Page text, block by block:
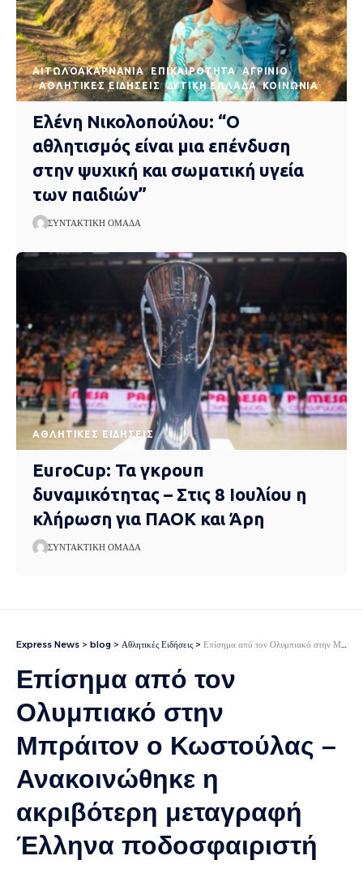
AΙΤΩΛΟΑΚΑΡΝΑΝΊΑ EΠΙΚΑΙΡΌΤΗΤΑ
ΑΓΡΊΝΙΟ
ΑΘΛΗΤΙΚΈΣ ΕΙΔΉΣΕΙΣ
ΔΥΤΙΚΉ ΕΛΛΆΔΑ ΚΟΙΝΩΝΊΑ
Ελένη Νικολοπούλου: “Ο
αθλητισμός είναι μια επένδυση
στην ψυχική και σωματική υγεία
των παιδιών”
ΣΥΝΤΑΚΤΙΚΉ ΟΜΆΔΑ
ΑΘΛΗΤΙΚΈΣ ΕΙΔΉΣΕΙΣ
EuroCup: Τα γκρουπ
δυναμικότητας – Στις 8 Ιουλίου η
κλήρωση για ΠΑΟΚ και Άρη
ΣΥΝΤΑΚΤΙΚΉ ΟΜΆΔΑ
Express News > blog > Αθλητικές Ειδήσεις > Επίσημα από τον Ολυμπιακό στην Μπράιτον ο Κωστούλας – Ανακοινώθηκε η ακριβότερη μεταγραφή Έλληνα ποδοσφαιριστή
Επίσημα από τον
Ολυμπιακό στην
Μπράιτον ο Κωστούλας –
Ανακοινώθηκε η
ακριβότερη μεταγραφή
Έλληνα ποδοσφαιριστή